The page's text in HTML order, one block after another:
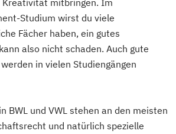
Studium wirst du viele
Fächer haben, ein gutes
also nicht schaden. Auch gute
in vielen Studiengängen
BWL und VWL stehen an den meisten
und natürlich spezielle